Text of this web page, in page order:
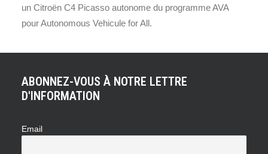
un Citroën C4 Picasso autonome du programme AVA
pour Autonomous Vehicule for All.
ABONNEZ-VOUS À NOTRE LETTRE
D'INFORMATION
Email